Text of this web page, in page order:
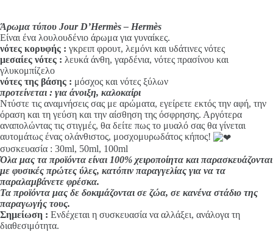
Άρωμα τύπου Jour D’Hermès – Hermès
Είναι ένα λουλουδένιο άρωμα για γυναίκες.
νότες κορυφής : γκρειπ φρουτ, λεμόνι και υδάτινες νότες
μεσαίες νότες : λευκά άνθη, γαρδένια, νότες πρασίνου και
γλυκομπίζελο
νότες της βάσης : μόσχος και νότες ξύλων
προτείνεται : για άνοιξη, καλοκαίρι
Ντύστε τις αναμνήσεις σας με αρώματα, εγείρετε εκτός την αφή, την
όραση και τη γεύση και την αίσθηση της όσφρησης. Αργότερα
αναπολώντας τις στιγμές, θα δείτε πως το μυαλό σας θα γίνεται
αυτομάτως ένας ολάνθιστος, μοσχομυρωδάτος κήπος!
συσκευασία : 30ml, 50ml, 100ml
Όλα μας τα προϊόντα είναι 100% χειροποίητα και παρασκευάζονται
με φυσικές πρώτες ύλες, κατόπιν παραγγελίας για να τα
παραλαμβάνετε φρέσκα.
Τα προϊόντα μας δε δοκιμάζονται σε ζώα, σε κανένα στάδιο της
παραγωγής τους.
Σημείωση : Ενδέχεται η συσκευασία να αλλάξει, ανάλογα τη
διαθεσιμότητα.